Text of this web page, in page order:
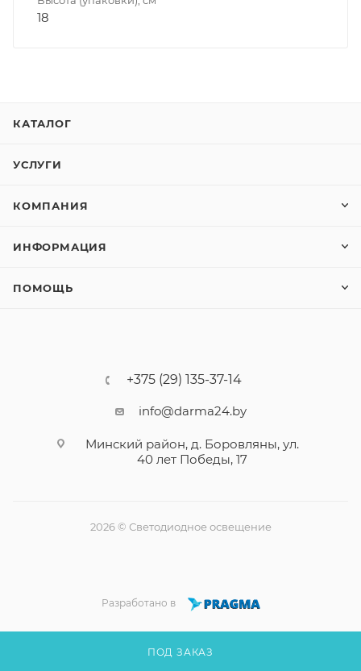
ПОД ЗАКАЗ
18
КАТАЛОГ
УСЛУГИ
КОМПАНИЯ
ИНФОРМАЦИЯ
ПОМОЩЬ
+375 (29) 135-37-14
info@darma24.by
Минский район, д. Боровляны, ул.
40 лет Победы, 17
2026 © Светодиодное освещение
Разработано в